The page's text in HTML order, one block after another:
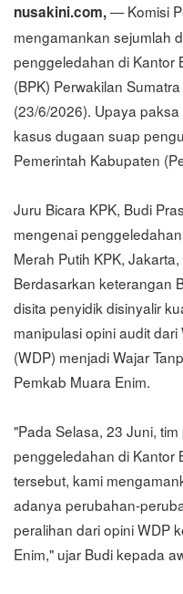
nusakini.com,— Komisi
mengamankan sejumlah
penggeledahan di Kantor
(BPK) Perwakilan
(23/6/2026). Upaya
kasus dugaan suap
Pemerintah Kabupaten
Juru Bicara KPK, Budi
mengenai
Merah Putih KPK,
Berdasarkan keterangan
disita penyidik disinyalir
manipulasi opini audit
(WDP) menjadi Wajar
Pemkab Muara Enim.
"Pada Selasa, 23 Juni,
penggeledahan di Kantor
tersebut, kami
adanya perubahan-
peralihan dari opini WDP
Enim," ujar Budi kepada